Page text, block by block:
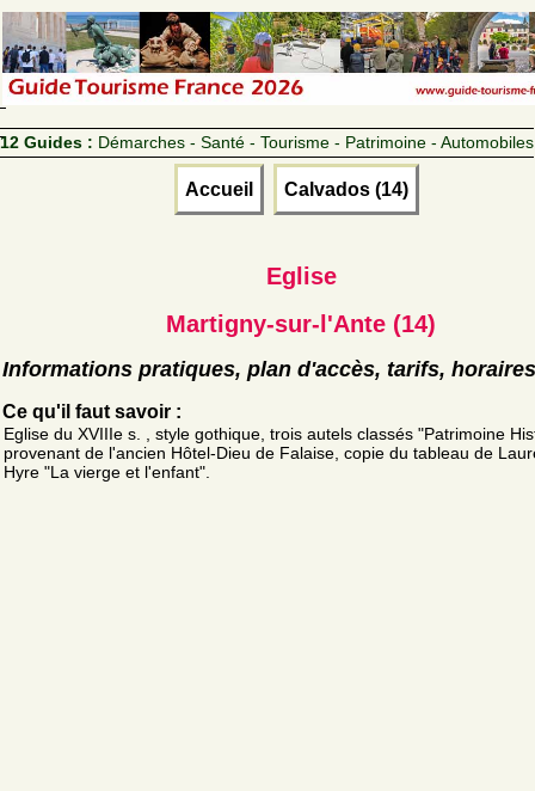
12 Guides : Démarches - Santé - Tourisme - Patrimoine - Automobiles
Accueil Calvados (14)
Eglise
Martigny-sur-l'Ante (14)
Informations pratiques, plan d'accès, tarifs, horaires
Ce qu'il faut savoir :
Eglise du XVIIIe s. , style gothique, trois autels classés "Patrimoine
provenant de l'ancien Hôtel-Dieu de Falaise, copie du tableau de
Hyre "La vierge et l'enfant".